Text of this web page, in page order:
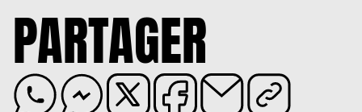
PARTAGER